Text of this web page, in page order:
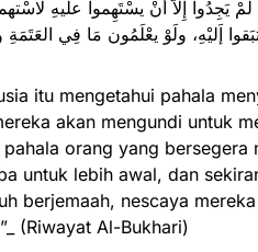
إَليْهِ، ولَوْ يعْلَمُون مَا فِي العَتَمَةِ
itu mengetahui pahala
akan mengundi untuk
orang yang
untuk lebih awal, dan
berjemaah, nescaya
(Riwayat Al-Bukhari)